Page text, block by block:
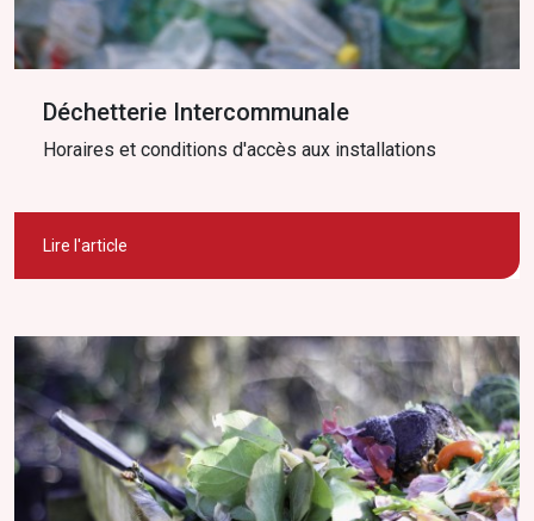
Déchetterie Intercommunale
Horaires et conditions d'accès aux installations
Lire l'article